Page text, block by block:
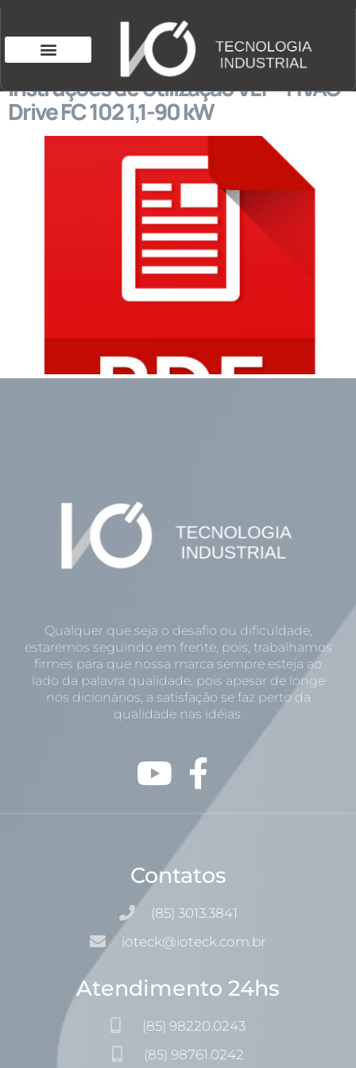
Instruções de Utilização VLT® HVAC
Drive FC 102 1,1-90 kW
Qualquer que seja o desafio ou dificuldade,
estaremos seguindo em frente, pois, trabalhamos
firmes para que nossa marca sempre esteja ao
lado da palavra qualidade, pois apesar de longe
nos dicionários, a satisfação se faz perto da
qualidade nas idéias.
Contatos
(85) 3013.3841
ioteck@ioteck.com.br
Atendimento 24hs
(85) 98220.0243
(85) 98761.0242